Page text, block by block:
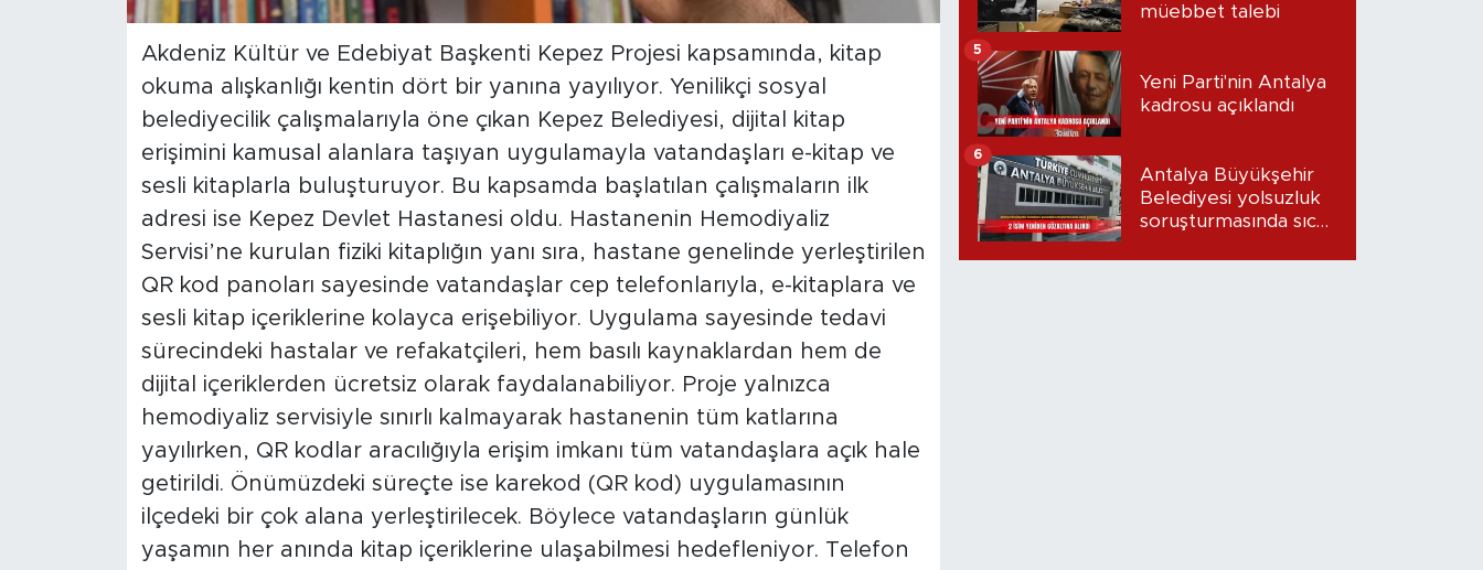
Akdeniz Kültür ve Edebiyat Başkenti Kepez Projesi kapsamında, kitap
okuma alışkanlığı kentin dört bir yanına yayılıyor. Yenilikçi sosyal
belediyecilik çalışmalarıyla öne çıkan Kepez Belediyesi, dijital kitap
erişimini kamusal alanlara taşıyan uygulamayla vatandaşları e-kitap ve
sesli kitaplarla buluşturuyor. Bu kapsamda başlatılan çalışmaların ilk
adresi ise Kepez Devlet Hastanesi oldu. Hastanenin Hemodiyaliz
Servisi’ne kurulan fiziki kitaplığın yanı sıra, hastane genelinde yerleştirilen
QR kod panoları sayesinde vatandaşlar cep telefonlarıyla, e-kitaplara ve
sesli kitap içeriklerine kolayca erişebiliyor. Uygulama sayesinde tedavi
sürecindeki hastalar ve refakatçileri, hem basılı kaynaklardan hem de
dijital içeriklerden ücretsiz olarak faydalanabiliyor. Proje yalnızca
hemodiyaliz servisiyle sınırlı kalmayarak hastanenin tüm katlarına
yayılırken, QR kodlar aracılığıyla erişim imkanı tüm vatandaşlara açık hale
getirildi. Önümüzdeki süreçte ise karekod (QR kod) uygulamasının
ilçedeki bir çok alana yerleştirilecek. Böylece vatandaşların günlük
yaşamın her anında kitap içeriklerine ulaşabilmesi hedefleniyor. Telefon
müebbet talebi
Yeni Parti'nin Antalya
kadrosu açıklandı
5
Antalya Büyükşehir
Belediyesi yolsuzluk
soruşturmasında sıcak
6